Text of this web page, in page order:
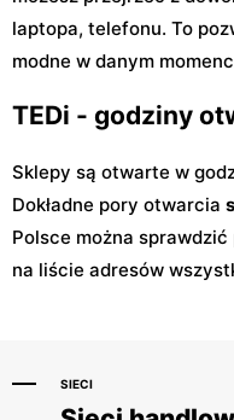
laptopa, telefonu. To
modne w danym
TEDi - godziny
Sklepy są otwarte w
Dokładne pory otwarcia
Polsce można
na liście adresów
SIECI